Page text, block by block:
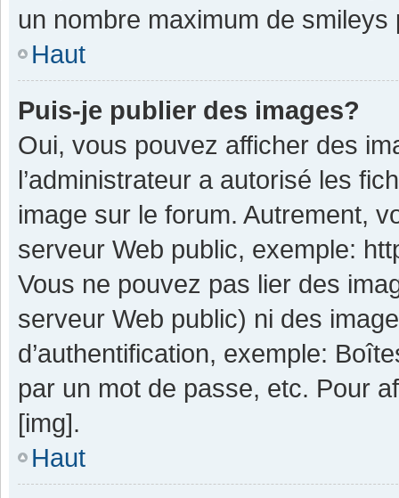
un nombre maximum de smileys
Haut
Puis-je publier des images?
Oui, vous pouvez afficher des
l’administrateur a autorisé les
image sur le forum. Autrement,
serveur Web public, exemple:
Vous ne pouvez pas lier des
serveur Web public) ni des
d’authentification, exemple:
par un mot de passe, etc. Pour
[img].
Haut